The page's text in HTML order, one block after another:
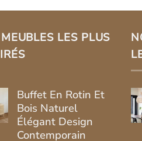
était : est :
LES PLUS
Buffet En Rotin Et
Bois Naturel
Élégant Design
Contemporain